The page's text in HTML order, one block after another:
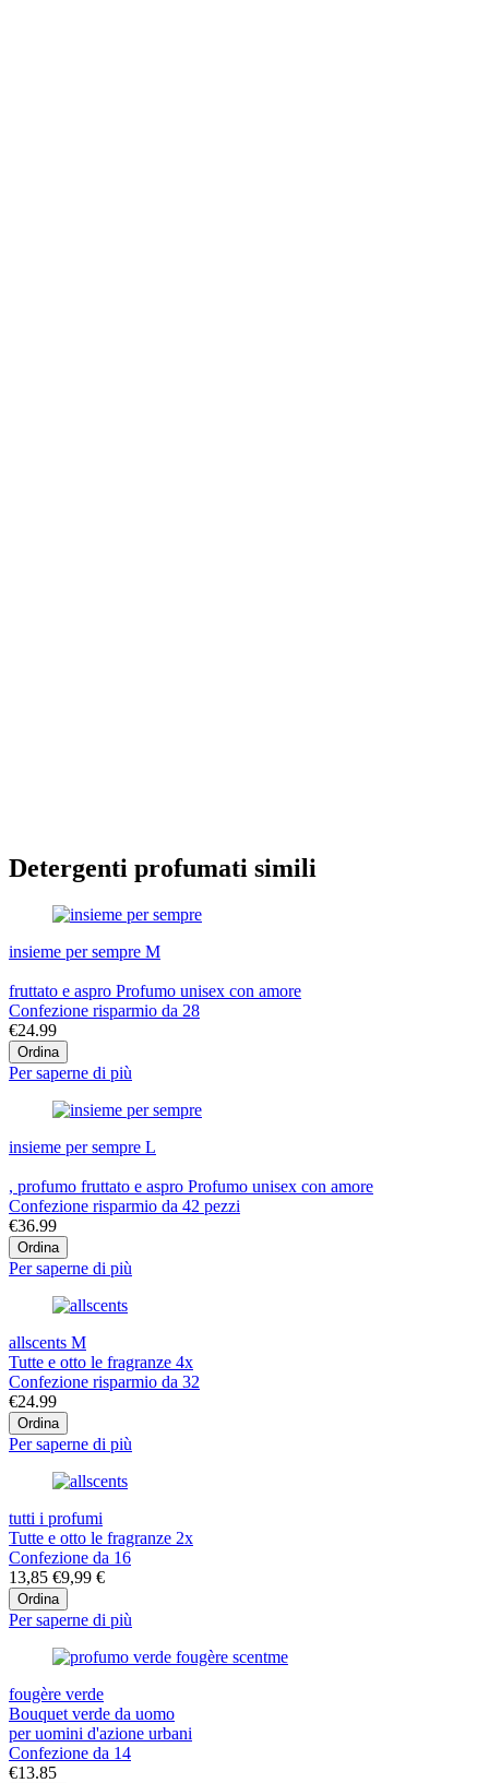
Detergenti profumati simili
insieme per sempre M
fruttato e aspro Profumo unisex con amore
Confezione risparmio da 28
€24.99
Ordina
Per saperne di più
insieme per sempre L
, profumo fruttato e aspro Profumo unisex con amore
Confezione risparmio da 42 pezzi
€36.99
Ordina
Per saperne di più
allscents M
Tutte e otto le fragranze 4x
Confezione risparmio da 32
€24.99
Ordina
Per saperne di più
tutti i profumi
Tutte e otto le fragranze 2x
Confezione da 16
13,85 €9,99 €
Ordina
Per saperne di più
fougère verde
Bouquet verde da uomo
per uomini d'azione urbani
Confezione da 14
€13.85